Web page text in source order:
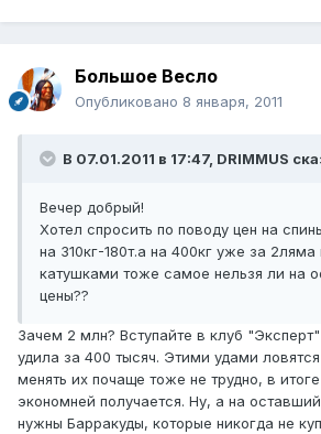
Большое Весло
Опубликовано 8 января, 2011
В 07.01.2011 в 17:47, DRIMMUS
Вечер добрый!
Хотел спросить по поводу цен на
на 310кг-180т.а на 400кг уже за
катушками тоже самое нельзя ли на
цены??
Зачем 2 млн? Вступайте в клуб "Эксперт"
удила за 400 тысяч. Этими удами
менять их почаще тоже не трудно, в
экономней получается. Ну, а на
нужны Барракуды, которые никогда не